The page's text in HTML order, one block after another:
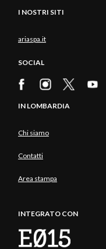
I NOSTRI SITI
ariaspa.it
SOCIAL
IN LOMBARDIA
Chi siamo
Contatti
Area stampa
INTEGRATO CON